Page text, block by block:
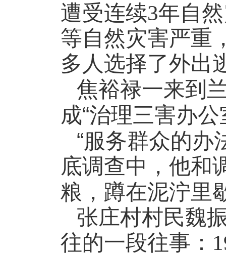
遭受连续3年自
等自然灾害严重
多人选择了外出
焦裕禄一来到
成“治理三害办公
“服务群众的办
底调查中，他和
粮，蹲在泥泞里
张庄村村民魏
往的一段往事：